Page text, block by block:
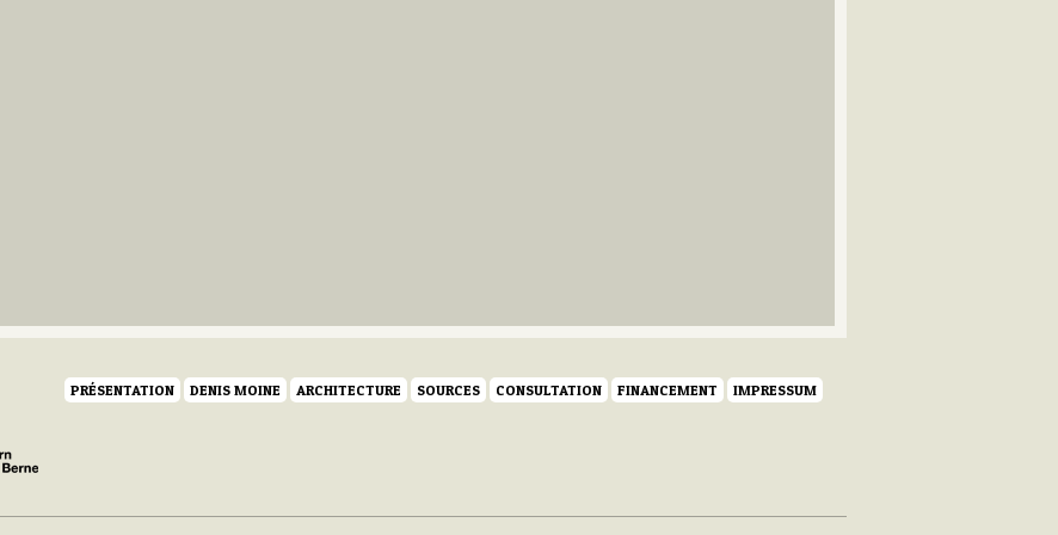
PRÉSENTATION DENIS MOINE ARCHITECTURE SOURCES CONSULTATION FINANCEMENT IMPRESSUM